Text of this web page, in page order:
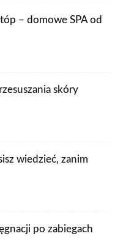
– domowe SPA od
skóry
wiedzieć, zanim
po zabiegach